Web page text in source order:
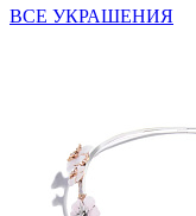
ВСЕ УКРАШЕНИЯ